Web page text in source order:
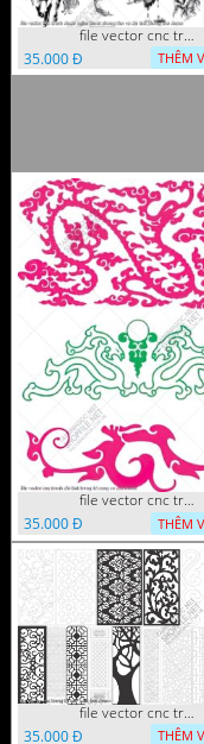
file vector cnc tranh decor nghe thuat phong tho va chi tiet phong tho
35.000 Đ
THÊM
file vector cnc tranh chi tiet trang tri rong co cnc
35.000 Đ
THÊM
file vector cnc trang tri tranh du loai
35.000 Đ
THÊM